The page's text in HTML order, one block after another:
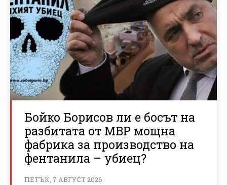
Бойко Борисов ли е босът на
разбитата от МВР мощна
фабрика за производство на
фентанила – убиец?
ПЕТЪК, 7 АВГУСТ 2026